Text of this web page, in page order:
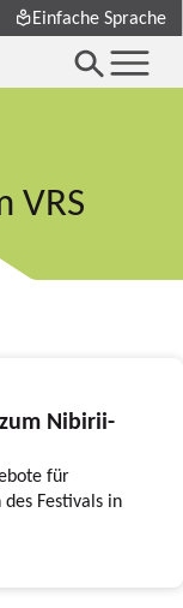
Einfache Sprache
VRS
Nibirii-
für
Festivals in